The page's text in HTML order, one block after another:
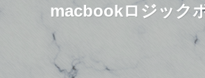
macbookロジック